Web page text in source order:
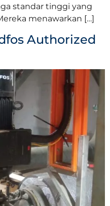
standar tinggi yang
menawarkan […]
Authorized